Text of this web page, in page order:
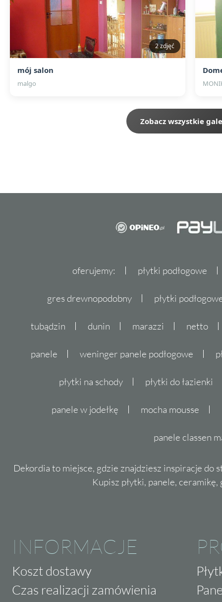
2 zdjęć
mój salon
malgo
Zobacz wszystkie
oferujemy: płytki podłogowe
gres drewnopodobny płytki
tubądzin dunin marazzi netto
panele weninger panele podłogowe
płytki na schody płytki do łazienki
panele w jodełkę mocha mousse
panele classen
Dekordia to miejsce, gdzie znajdziesz inspiracje do
Kupisz płytki, panele,
INFORMACJE
Koszt dostawy
Czas realizacji zamówienia